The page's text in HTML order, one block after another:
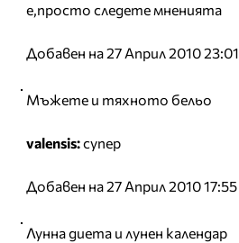
е,просто следете мненията
Добавен на 27 Април 2010 23:01
Мъжете и тяхното бельо
valensis:супер
Добавен на 27 Април 2010 17:55
Лунна диета и лунен календар